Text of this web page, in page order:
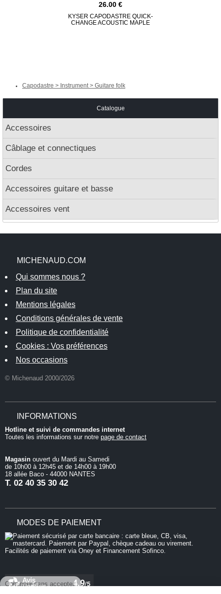
Continuer sans accepter
26.00
KYSER CAPODASTRE QUICK-
CHANGE ACOUSTIC MAPLE
Capodastre > Instrument > Guitare folk
Catalogue
Accessoires
Câblage et connectiques
Cordes
Accessoires guitare et basse
Accessoires vent
MICHENAUD.COM
Qui sommes nous ?
Plan du site
Mentions légales
Conditions générales de vente
Politique de confidentialité
Cookies : Vos préférences
Nos occasions
© Michenaud 2000/2026
INFORMATIONS
Hotline et suivi de commandes internet
Toutes les informations sur notre page de contact
Magasin ouvert du Mardi au Samedi
de 10h00 à 12h45 et de 14h00 à 19h00
18 allée Baco - 44000 NANTES
T. 02 40 35 30 42
MODES DE PAIEMENT